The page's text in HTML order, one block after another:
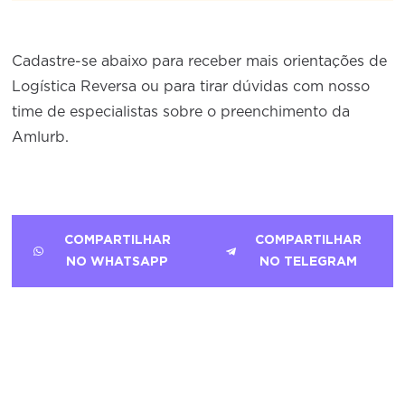
Cadastre-se abaixo para receber mais orientações de
Logística Reversa ou para tirar dúvidas com nosso
time de especialistas sobre o preenchimento da
Amlurb.
COMPARTILHAR
NO WHATSAPP
COMPARTILHAR
NO TELEGRAM